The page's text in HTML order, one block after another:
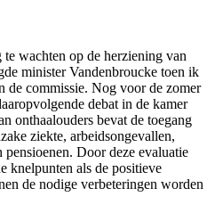
wachten op de herziening van
minister Vandenbroucke toen ik
de commissie. Nog voor de zomer
debat in de kamer
onthaalouders bevat de toegang
ziekte, arbeidsongevallen,
Door deze evaluatie
knelpunten als de positieve
de nodige verbeteringen worden